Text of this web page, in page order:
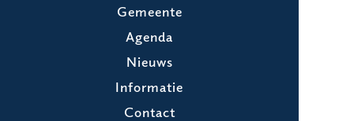
Gemeente
Agenda
Nieuws
Informatie
Contact